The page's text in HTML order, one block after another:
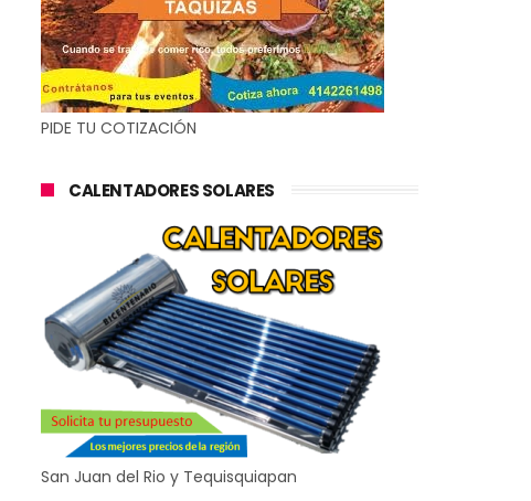
PIDE TU COTIZACIÓN
CALENTADORES SOLARES
San Juan del Rio y Tequisquiapan